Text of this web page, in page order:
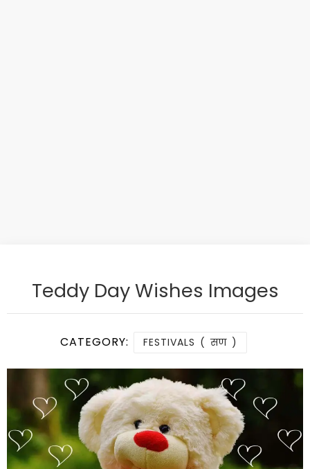
Teddy Day Wishes Images
CATEGORY: FESTIVALS ( सण )